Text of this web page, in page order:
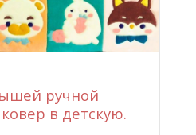
ручной
в детскую.